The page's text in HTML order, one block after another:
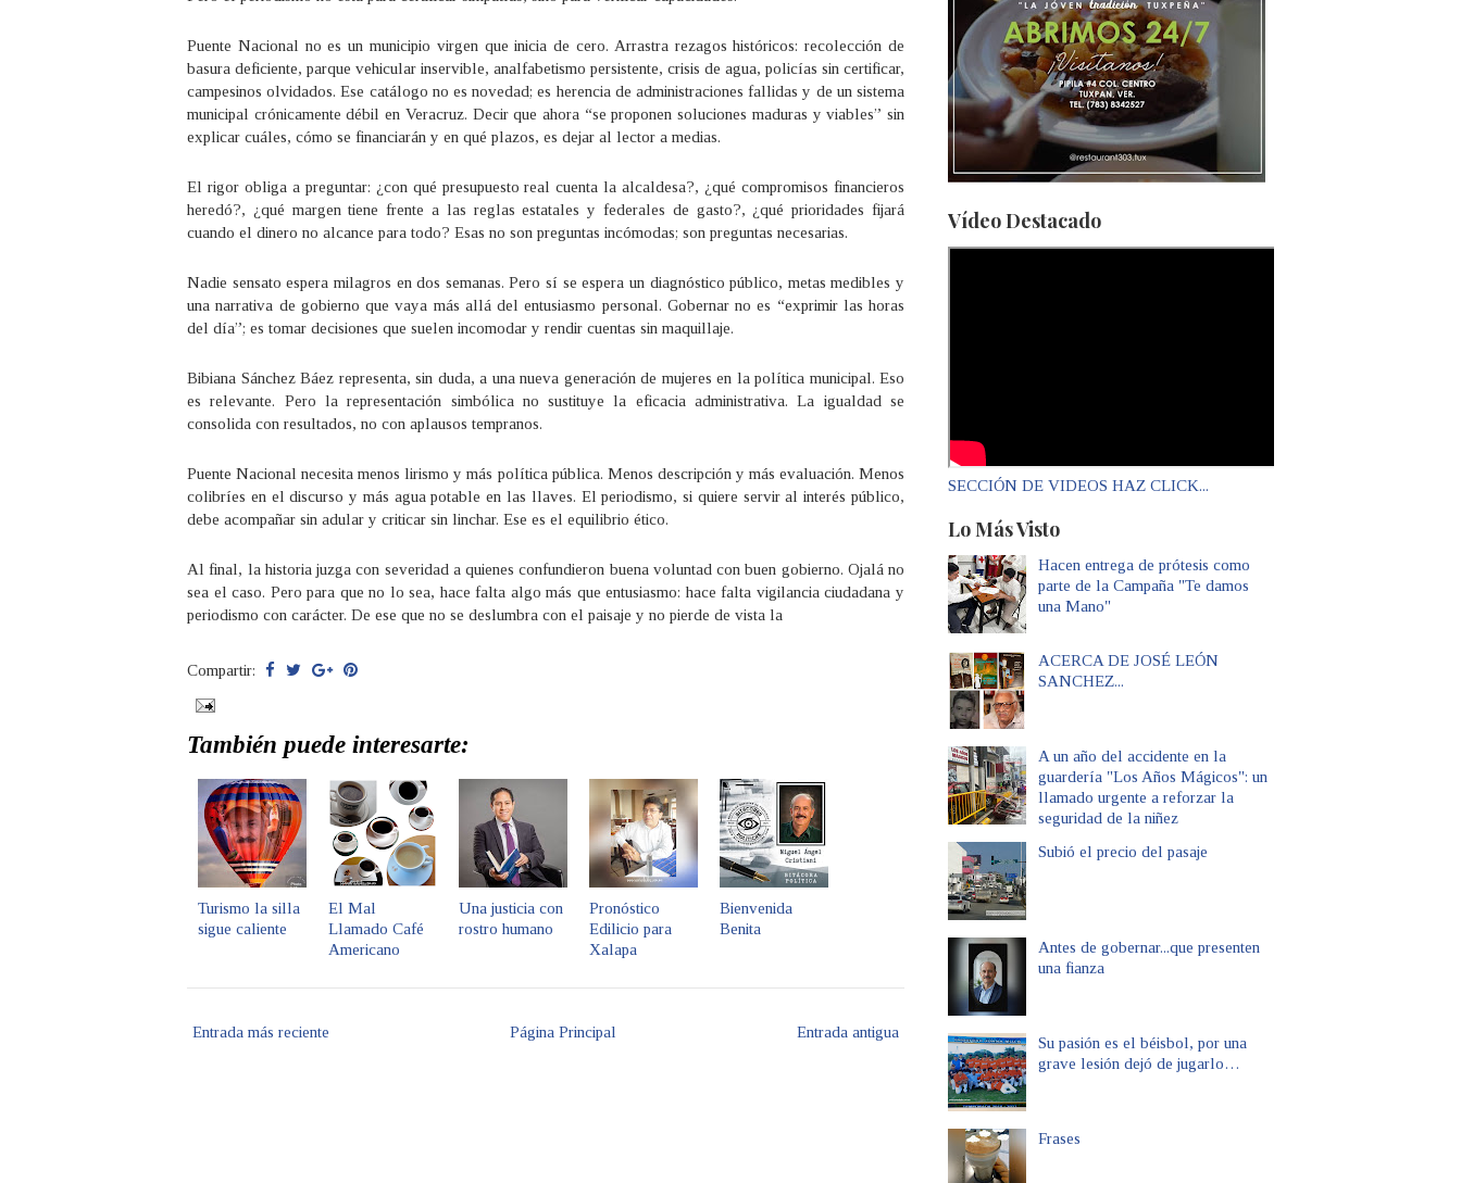
Puente Nacional no es un municipio virgen que inicia de cero. Arrastra rezagos históricos: recolección de
basura deficiente, parque vehicular inservible, analfabetismo persistente, crisis de agua, policías sin certificar,
campesinos olvidados. Ese catálogo no es novedad; es herencia de administraciones fallidas y de un sistema
municipal crónicamente débil en Veracruz. Decir que ahora “se proponen soluciones maduras y viables” sin
explicar cuáles, cómo se financiarán y en qué plazos, es dejar al lector a medias.
El rigor obliga a preguntar: ¿con qué presupuesto real cuenta la alcaldesa?, ¿qué compromisos financieros
heredó?, ¿qué margen tiene frente a las reglas estatales y federales de gasto?, ¿qué prioridades fijará
cuando el dinero no alcance para todo? Esas no son preguntas incómodas; son preguntas necesarias.
Nadie sensato espera milagros en dos semanas. Pero sí se espera un diagnóstico público, metas medibles y
una narrativa de gobierno que vaya más allá del entusiasmo personal. Gobernar no es “exprimir las horas
del día”; es tomar decisiones que suelen incomodar y rendir cuentas sin maquillaje.
Bibiana Sánchez Báez representa, sin duda, a una nueva generación de mujeres en la política municipal. Eso
es relevante. Pero la representación simbólica no sustituye la eficacia administrativa. La igualdad se
consolida con resultados, no con aplausos tempranos.
Puente Nacional necesita menos lirismo y más política pública. Menos descripción y más evaluación. Menos
colibríes en el discurso y más agua potable en las llaves. El periodismo, si quiere servir al interés público,
debe acompañar sin adular y criticar sin linchar. Ese es el equilibrio ético.
Al final, la historia juzga con severidad a quienes confundieron buena voluntad con buen gobierno. Ojalá no
sea el caso. Pero para que no lo sea, hace falta algo más que entusiasmo: hace falta vigilancia ciudadana y
periodismo con carácter. De ese que no se deslumbra con el paisaje y no pierde de vista la
Compartir:
También puede interesarte:
Turismo la silla
sigue caliente
El Mal
Llamado Café
Americano
Una justicia con
rostro humano
Pronóstico
Edilicio para
Xalapa
Bienvenida
Benita
Entrada más reciente Entrada antigua
Página Principal
Vídeo Destacado
SECCIÓN DE VIDEOS HAZ CLICK...
Lo Más Visto
Hacen entrega de prótesis como
parte de la Campaña "Te damos
una Mano"
ACERCA DE JOSÉ LEÓN
SANCHEZ...
A un año del accidente en la
guardería "Los Años Mágicos": un
llamado urgente a reforzar la
seguridad de la niñez
Subió el precio del pasaje
Antes de gobernar...que presenten
una fianza
Su pasión es el béisbol, por una
grave lesión dejó de jugarlo…
Frases